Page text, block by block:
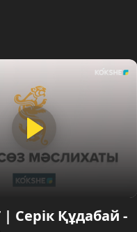
Серік Құдабай -